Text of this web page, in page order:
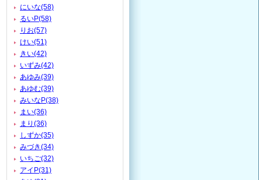
にいな(58)
るいP(58)
りお(57)
けい(51)
きい(42)
いずみ(42)
あゆみ(39)
あゆむ(39)
みいなP(38)
まい(36)
まり(36)
しずか(35)
みづき(34)
いちご(32)
アイP(31)